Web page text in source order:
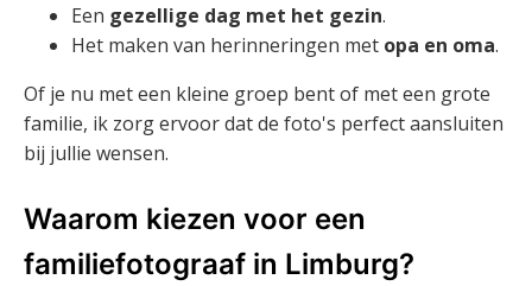
Een gezellige dag met het gezin.
Het maken van herinneringen met opa en oma.
Of je nu met een kleine groep bent of met een grote
familie, ik zorg ervoor dat de foto's perfect aansluiten
bij jullie wensen.
Waarom kiezen voor een
familiefotograaf in Limburg?